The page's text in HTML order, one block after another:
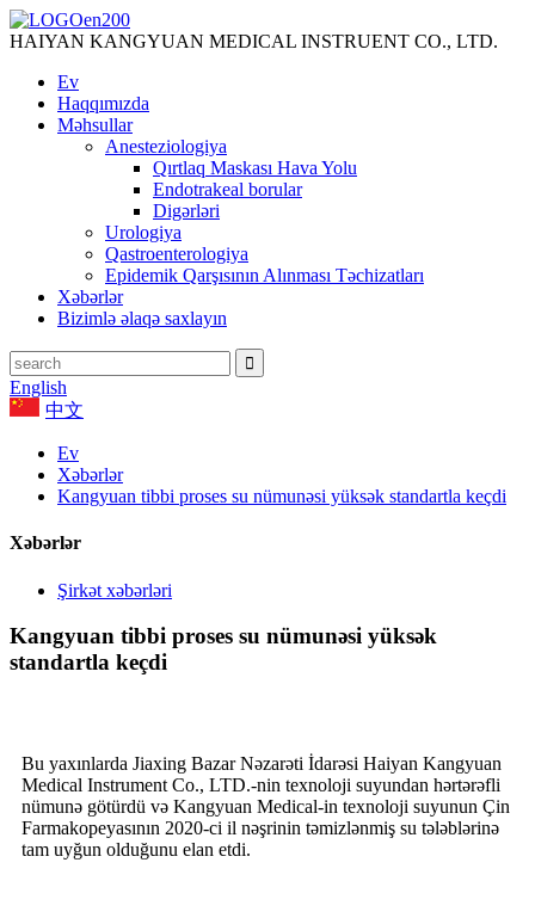
HAIYAN KANGYUAN MEDICAL INSTRUENT CO., LTD.
Ev
Haqqımızda
Məhsullar
Anesteziologiya
Qırtlaq Maskası Hava Yolu
Endotrakeal borular
Digərləri
Urologiya
Qastroenterologiya
Epidemik Qarşısının Alınması Təchizatları
Xəbərlər
Bizimlə əlaqə saxlayın
English
中文
Ev
Xəbərlər
Kangyuan tibbi proses su nümunəsi yüksək standartla keçdi
Xəbərlər
Şirkət xəbərləri
Kangyuan tibbi proses su nümunəsi yüksək
standartla keçdi
Bu yaxınlarda Jiaxing Bazar Nəzarəti İdarəsi Haiyan Kangyuan
Medical Instrument Co., LTD.-nin texnoloji suyundan hərtərəfli
nümunə götürdü və Kangyuan Medical-in texnoloji suyunun Çin
Farmakopeyasının 2020-ci il nəşrinin təmizlənmiş su tələblərinə
tam uyğun olduğunu elan etdi.